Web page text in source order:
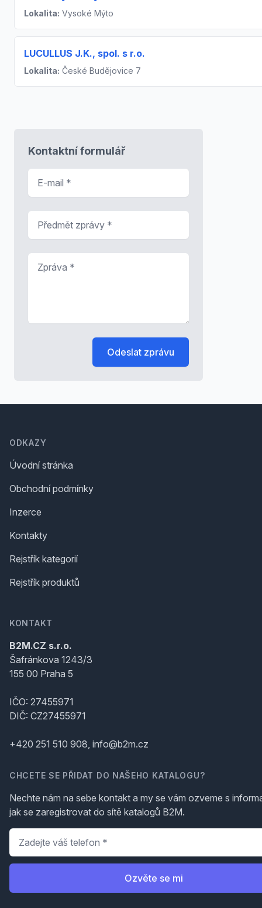
Lokalita: Vysoké Mýto
LUCULLUS J.K., spol. s r.o.
Lokalita: České Budějovice 7
Kontaktní formulář
Odeslat zprávu
ODKAZY
Úvodní stránka
Obchodní podmínky
Inzerce
Kontakty
Rejstřík kategorií
Rejstřík produktů
KONTAKT
B2M.CZ s.r.o.
Šafránkova 1243/3
155 00 Praha 5
IČO: 27455971
DIČ: CZ27455971
+420 251 510 908, info@b2m.cz
CHCETE SE PŘIDAT DO NAŠEHO KATALOGU?
Nechte nám na sebe kontakt a my se vám ozveme s
jak se zaregistrovat do sítě katalogů B2M.
Telefon
Ozvěte se mi